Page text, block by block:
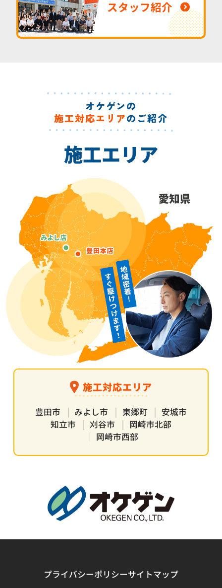
スタッフ紹介
オケゲンの
施工対応エリアのご紹介
施工エリア
施工対応エリア
豊田市 みよし市 東郷町
安城市
知立市
刈谷市
岡崎市北部
岡崎市西部
プライバシーポリシーサイトマップ